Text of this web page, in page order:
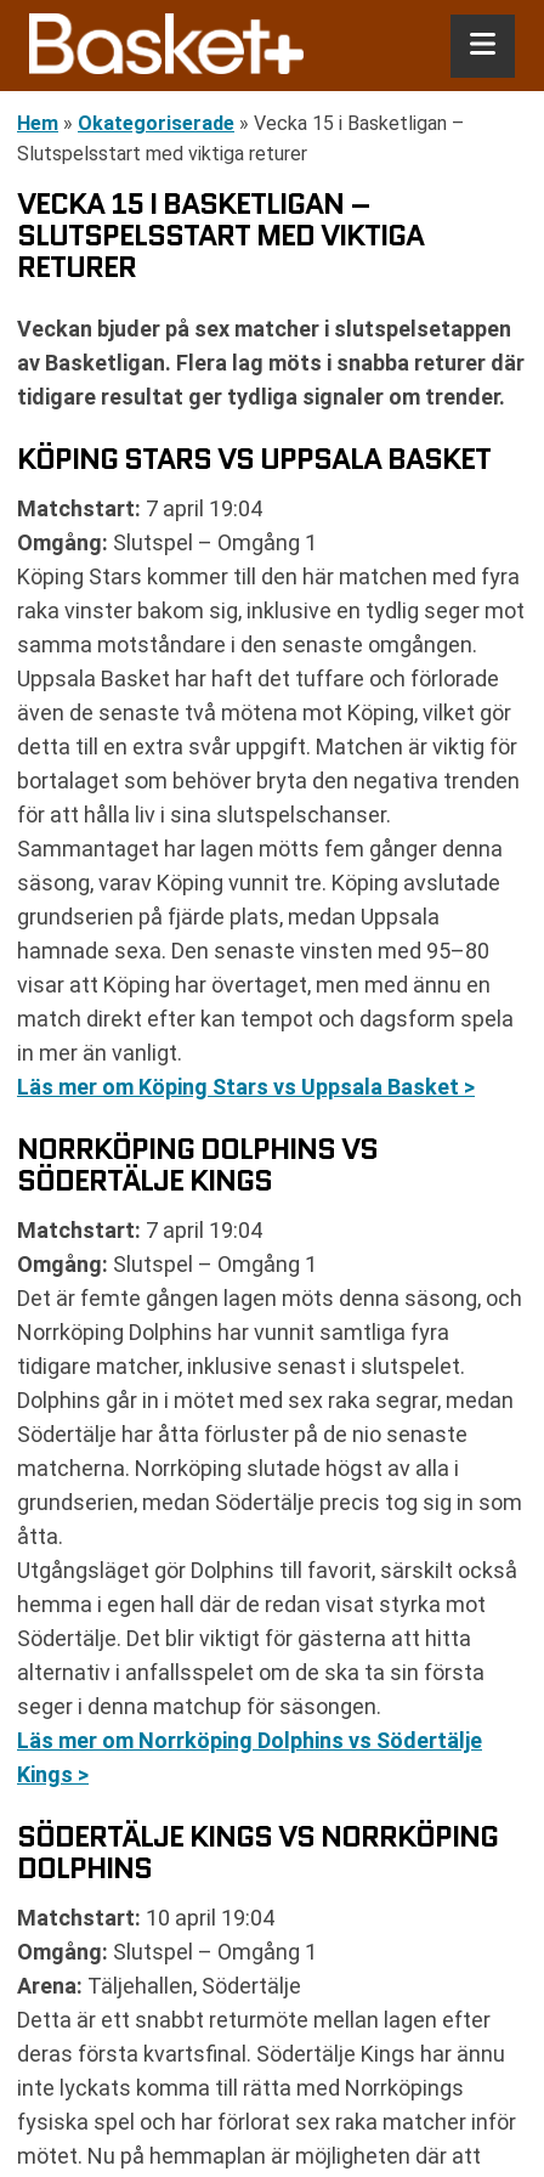
Hem » Okategoriserade » Vecka 15 i Basketligan –
Slutspelsstart med viktiga returer
VECKA 15 I BASKETLIGAN –
SLUTSPELSSTART MED VIKTIGA
RETURER
Veckan bjuder på sex matcher i slutspelsetappen
av Basketligan. Flera lag möts i snabba returer där
tidigare resultat ger tydliga signaler om trender.
KÖPING STARS VS UPPSALA BASKET
Matchstart: 7 april 19:04
Omgång: Slutspel – Omgång 1
Köping Stars kommer till den här matchen med fyra
raka vinster bakom sig, inklusive en tydlig seger mot
samma motståndare i den senaste omgången.
Uppsala Basket har haft det tuffare och förlorade
även de senaste två mötena mot Köping, vilket gör
detta till en extra svår uppgift. Matchen är viktig för
bortalaget som behöver bryta den negativa trenden
för att hålla liv i sina slutspelschanser.
Sammantaget har lagen mötts fem gånger denna
säsong, varav Köping vunnit tre. Köping avslutade
grundserien på fjärde plats, medan Uppsala
hamnade sexa. Den senaste vinsten med 95–80
visar att Köping har övertaget, men med ännu en
match direkt efter kan tempot och dagsform spela
in mer än vanligt.
Läs mer om Köping Stars vs Uppsala Basket >
NORRKÖPING DOLPHINS VS
SÖDERTÄLJE KINGS
Matchstart: 7 april 19:04
Omgång: Slutspel – Omgång 1
Det är femte gången lagen möts denna säsong, och
Norrköping Dolphins har vunnit samtliga fyra
tidigare matcher, inklusive senast i slutspelet.
Dolphins går in i mötet med sex raka segrar, medan
Södertälje har åtta förluster på de nio senaste
matcherna. Norrköping slutade högst av alla i
grundserien, medan Södertälje precis tog sig in som
åtta.
Utgångsläget gör Dolphins till favorit, särskilt också
hemma i egen hall där de redan visat styrka mot
Södertälje. Det blir viktigt för gästerna att hitta
alternativ i anfallsspelet om de ska ta sin första
seger i denna matchup för säsongen.
Läs mer om Norrköping Dolphins vs Södertälje
Kings >
SÖDERTÄLJE KINGS VS NORRKÖPING
DOLPHINS
Matchstart: 10 april 19:04
Omgång: Slutspel – Omgång 1
Arena: Täljehallen, Södertälje
Detta är ett snabbt returmöte mellan lagen efter
deras första kvartsfinal. Södertälje Kings har ännu
inte lyckats komma till rätta med Norrköpings
fysiska spel och har förlorat sex raka matcher inför
mötet. Nu på hemmaplan är möjligheten där att